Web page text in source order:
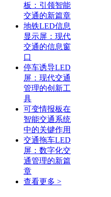
板：引领智能
交通的新篇章
地铁LED信息
显示屏：现代
交通的信息窗
口
停车诱导LED
屏：现代交通
管理的创新工
具
可变情报板在
智能交通系统
中的关键作用
交通拖车LED
屏：数字化交
通管理的新篇
章
查看更多 >